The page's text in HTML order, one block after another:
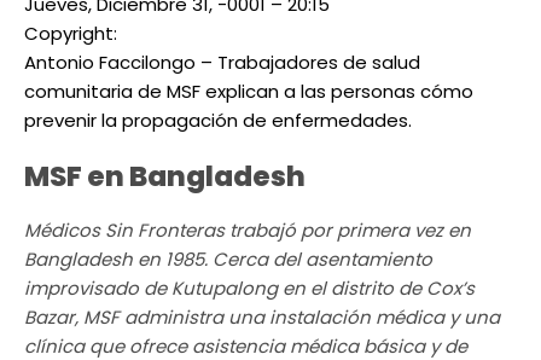
Copyright:
Antonio Faccilongo – Trabajadores de salud
comunitaria de MSF explican a las personas cómo
prevenir la propagación de enfermedades.
MSF en Bangladesh
Médicos Sin Fronteras trabajó por primera vez en
Bangladesh en 1985. Cerca del asentamiento
improvisado de Kutupalong en el distrito de Cox’s
Bazar, MSF administra una instalación médica y una
clínica que ofrece asistencia médica básica y de